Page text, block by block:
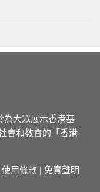
為大眾展示香港基
會和教會的「香港
使用條款 | 免責聲明